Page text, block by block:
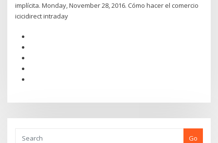
implícita. Monday, November 28, 2016. Cómo hacer el comercio
icicidirect intraday
Go